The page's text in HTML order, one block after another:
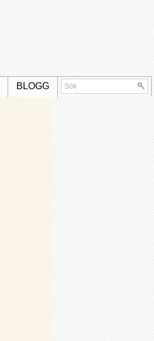
BLOGG